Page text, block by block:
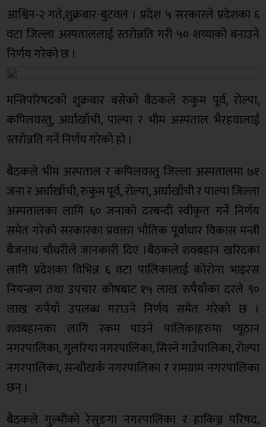
आश्विन-२ गते,शुक्रबार-बुटवल । प्रदेश ५ सरकारले प्रदेशका ६
वटा जिल्ला अस्पताललाई स्तरोन्नति गरी ५० शय्याको बनाउने
निर्णय गरेको छ ।
मन्त्रिपरिषदको शुक्रबार बसेको बैठकले रुकुम पूर्व, रोल्पा,
कपिलवस्तु, अर्घाखाँची, पाल्पा र भीम अस्पताल भैरहवालाई
स्तरोन्नति गर्ने निर्णय गरेको हो ।
बैठकले भीम अस्पताल र कपिलवस्तु जिल्ला अस्पतालमा ७१
जना र अर्घाखाँची, रुकुम पूर्व, रोल्पा, अर्घाखाँची र पाल्पा जिल्ला
अस्पतालका लागि ६० जनाको दरबन्दी स्वीकृत गर्ने निर्णय
समेत गरेको सरकारका प्रवक्ता भौतिक पूर्वाधार विकास मन्त्री
बैजनाथ चौधरीले जानकारी दिए ।बैठकले शवबहान खरिदका
लागि प्रदेशका विभिन्न ६ वटा पालिकालाई कोरोना भाइरस
नियन्त्रण तथा उपचार कोषबाट १५ लाख रुपैयाँका दरले ९०
लाख रुपैयाँ उपलब्ध गराउने निर्णय समेत गरेको छ ।
शवबहानका लागि रकम पाउने पालिकाहरुमा प्यूठान
नगरपालिका, गुलरिया नगरपालिका, सिस्ने गाउँपालिका, रोल्पा
नगरपालिका, सन्धीखर्क नगरपालिका र रामग्राम नगरपालिका
छन् ।
बैठकले गुल्मीको रेसुङगा नगरपालिका र हाकिञ्ज परिषद,